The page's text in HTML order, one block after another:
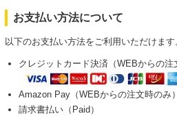
お支払い方法について
以下のお支払い方法をご利用いただけます
クレジットカード決済（WEBからの注
Amazon Pay（WEBからの注文時のみ）
請求書払い（Paid）